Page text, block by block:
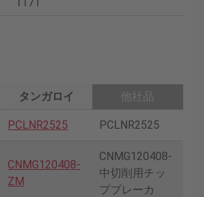
タンガロイ
他社品
PCLNR2525 PCLNR2525
CNMG120408-
ZM
CNMG120408-
中切削用チッ
プブレーカ